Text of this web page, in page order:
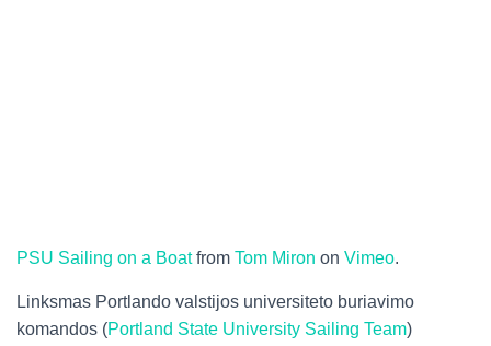
PSU Sailing on a Boatfrom Tom Miron on Vimeo.
Linksmas Portlando valstijos universiteto buriavimo
komandos (Portland State University Sailing Team)